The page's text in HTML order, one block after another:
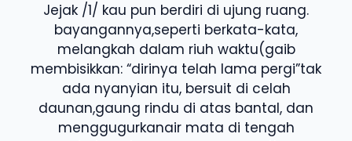
Jejak /1/ kau pun berdiri di ujung ruang.
bayangannya,seperti berkata-kata,
melangkah dalam riuh waktu(gaib
membisikkan: “dirinya telah lama pergi”tak
ada nyanyian itu, bersuit di celah
daunan,gaung rindu di atas bantal, dan
menggugurkanair mata di tengah